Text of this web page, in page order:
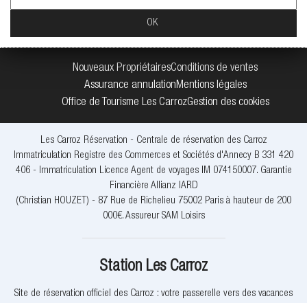
Nouveaux PropriétairesConditions de ventes
Assurance annulationMentions légales
Office de Tourisme Les CarrozGestion des cookies
Les Carroz Réservation - Centrale de réservation des Carroz
Immatriculation Registre des Commerces et Sociétés d'Annecy B 331 420
406 - Immatriculation Licence Agent de voyages IM 074150007. Garantie
Financière Allianz IARD
(Christian HOUZET) - 87 Rue de Richelieu 75002 Paris à hauteur de 200
000€. Assureur SAM Loisirs
Station Les Carroz
Site de réservation officiel des Carroz : votre passerelle vers des vacances